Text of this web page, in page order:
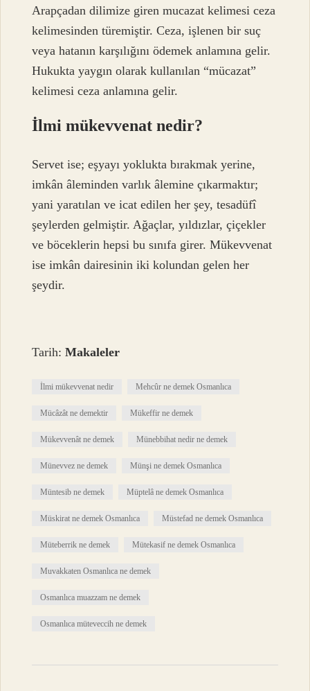
Arapçadan dilimize giren mucazat kelimesi ceza
kelimesinden türemiştir. Ceza, işlenen bir suç
veya hatanın karşılığını ödemek anlamına gelir.
Hukukta yaygın olarak kullanılan “mücazat”
kelimesi ceza anlamına gelir.
İlmi mükevvenat nedir?
Servet ise; eşyayı yoklukta bırakmak yerine,
imkân âleminden varlık âlemine çıkarmaktır;
yani yaratılan ve icat edilen her şey, tesadüfî
şeylerden gelmiştir. Ağaçlar, yıldızlar, çiçekler
ve böceklerin hepsi bu sınıfa girer. Mükevvenat
ise imkân dairesinin iki kolundan gelen her
şeydir.
Tarih:Makaleler
İlmi mükevvenat nedir Mehcûr ne demek Osmanlıca
Mücâzât ne demektir Mükeffir ne demek
Mükevvenât ne demek Münebbihat nedir ne demek
Münevvez ne demek Münşi ne demek Osmanlıca
Müntesib ne demek Müptelâ ne demek Osmanlıca
Müskirat ne demek Osmanlıca Müstefad ne demek Osmanlıca
Müteberrik ne demek Mütekasif ne demek Osmanlıca
Muvakkaten Osmanlıca ne demek
Osmanlıca muazzam ne demek
Osmanlıca müteveccih ne demek